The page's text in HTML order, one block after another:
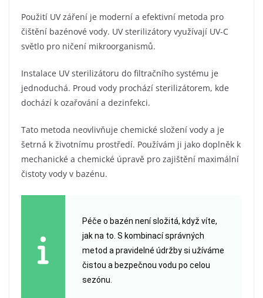
Použití UV záření je moderní a efektivní metoda pro
čištění bazénové vody. UV sterilizátory využívají UV-C
světlo pro ničení mikroorganismů.
Instalace UV sterilizátoru do filtračního systému je
jednoduchá. Proud vody prochází sterilizátorem, kde
dochází k ozařování a dezinfekci.
Tato metoda neovlivňuje chemické složení vody a je
šetrná k životnímu prostředí. Používám ji jako doplněk k
mechanické a chemické úpravě pro zajištění maximální
čistoty vody v bazénu.
Péče o bazén není složitá, když víte,
jak na to. S kombinací správných
metod a pravidelné údržby si užíváme
čistou a bezpečnou vodu po celou
sezónu.